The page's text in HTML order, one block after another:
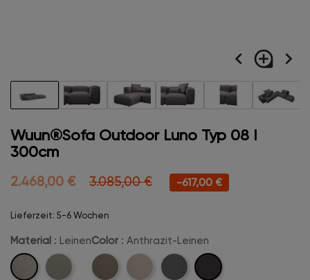
navigate_before loupe navigate_next
Wuun®Sofa Outdoor Luno Typ 08 I
300cm
2.468,00 € 3.085,00 € -617,00 €
Lieferzeit: 5-6 Wochen
Material : Leinen
Leinen
Marine-
Color : Anthrazit-Leinen
Beige-
Creme-Kreige-
Anthrazit-